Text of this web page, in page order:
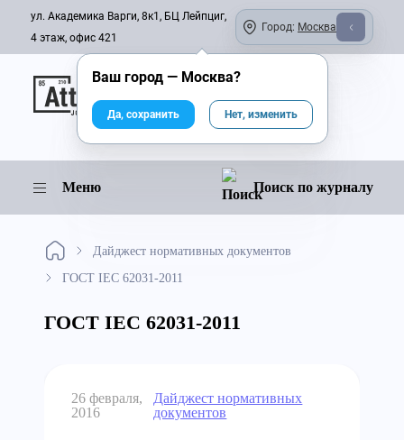
ул. Академика Варги, 8к1, БЦ Лейпциг,
4 этаж, офис 421
Город: Москва
Онлайн-журнал
Меню Поиск по журналу
Дайджест нормативных документов
ГОСТ IEC 62031-2011
ГОСТ IEC 62031-2011
26 февраля,
2016
Дайджест нормативных
документов
Ваш город — Москва?
Да, сохранить Нет, изменить